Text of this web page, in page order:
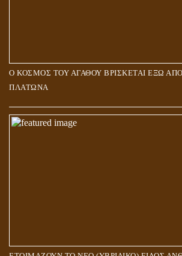
Ο ΚΟΣΜΟΣ ΤΟΥ ΑΓΑΘΟΥ ΒΡΙΣΚΕΤΑΙ ΕΞΩ
ΠΛΑΤΩΝΑ